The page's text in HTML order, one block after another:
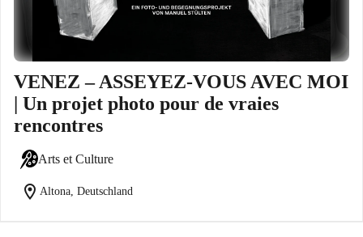
VENEZ – ASSEYEZ-VOUS AVEC MOI
| Un projet photo pour de vraies
rencontres
Arts et Culture
location_on Altona, Deutschland